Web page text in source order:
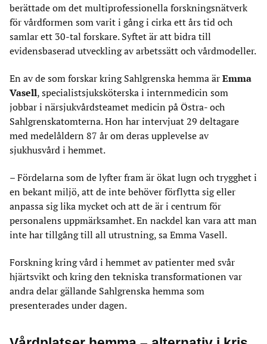
berättade om det multiprofessionella forskningsnätverk
för vårdformen som varit i gång i cirka ett års tid och
samlar ett 30-tal forskare. Syftet är att bidra till
evidensbaserad utveckling av arbetssätt och vårdmodeller.
En av de som forskar kring Sahlgrenska hemma är Emma
Vasell, specialistsjuksköterska i internmedicin som
jobbar i närsjukvårdsteamet medicin på Östra- och
Sahlgrenskatomterna. Hon har intervjuat 29 deltagare
med medelåldern 87 år om deras upplevelse av
sjukhusvård i hemmet.
– Fördelarna som de lyfter fram är ökat lugn och trygghet i
en bekant miljö, att de inte behöver förflytta sig eller
anpassa sig lika mycket och att de är i centrum för
personalens uppmärksamhet. En nackdel kan vara att man
inte har tillgång till all utrustning, sa Emma Vasell.
Forskning kring vård i hemmet av patienter med svår
hjärtsvikt och kring den tekniska transformationen var
andra delar gällande Sahlgrenska hemma som
presenterades under dagen.